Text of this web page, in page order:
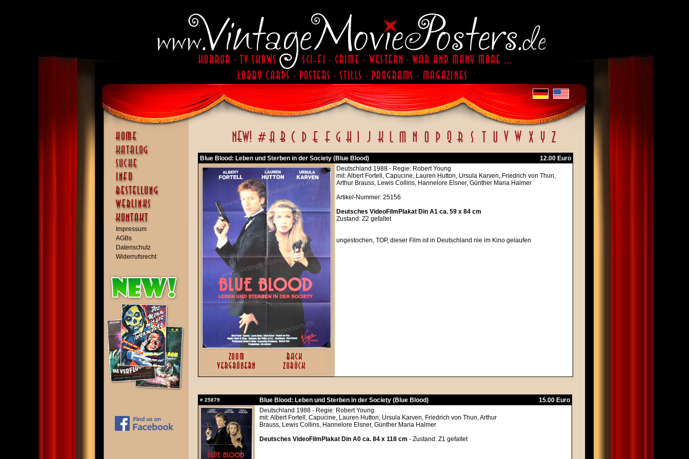
Impressum
AGBs
Datenschutz
Widerrufsrecht
Blue Blood: Leben und Sterben in der Society (Blue Blood)
12.00 Euro
Deutschland 1988 - Regie: Robert Young
mit: Albert Fortell, Capucine, Lauren Hutton, Ursula Karven, Friedrich von Thun,
Arthur Brauss, Lewis Collins, Hannelore Elsner, Günther Maria Halmer
Artikel-Nummer: 25156
Deutsches VideoFilmPlakat Din A1 ca. 59 x 84 cm
Zustand: Z2 gefaltet
ungestochen, TOP, dieser Film ist in Deutschland nie im Kino gelaufen
# 25879 Blue Blood: Leben und Sterben in der Society (Blue Blood)
15.00 Euro
Deutschland 1988 - Regie: Robert Young
mit: Albert Fortell, Capucine, Lauren Hutton, Ursula Karven, Friedrich von Thun, Arthur
Brauss, Lewis Collins, Hannelore Elsner, Günther Maria Halmer
Deutsches VideoFilmPlakat Din A0 ca. 84 x 118 cm - Zustand: Z1 gefaltet